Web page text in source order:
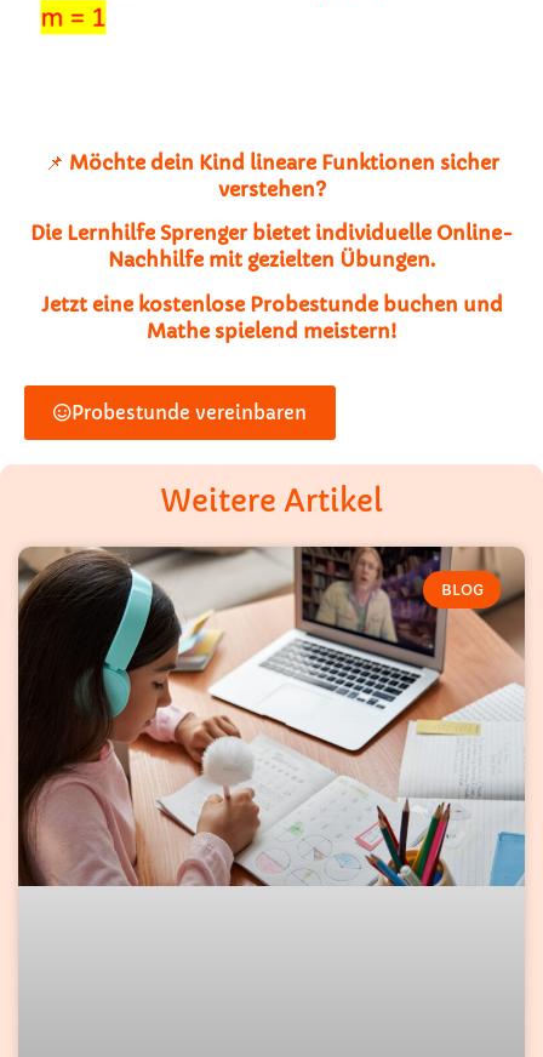
📌 Möchte dein Kind lineare Funktionen sicher
verstehen?
Die Lernhilfe Sprenger bietet individuelle Online-
Nachhilfe mit gezielten Übungen.
Jetzt eine kostenlose Probestunde buchen und
Mathe spielend meistern!
Probestunde vereinbaren
Weitere Artikel
BLOG